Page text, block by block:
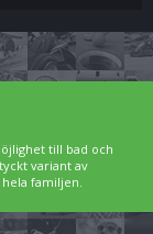
till bad och
variant av
familjen.